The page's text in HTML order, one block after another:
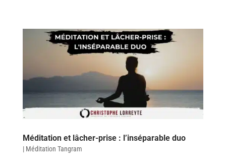
Méditation et lâcher-prise : l’inséparable duo
| Méditation Tangram